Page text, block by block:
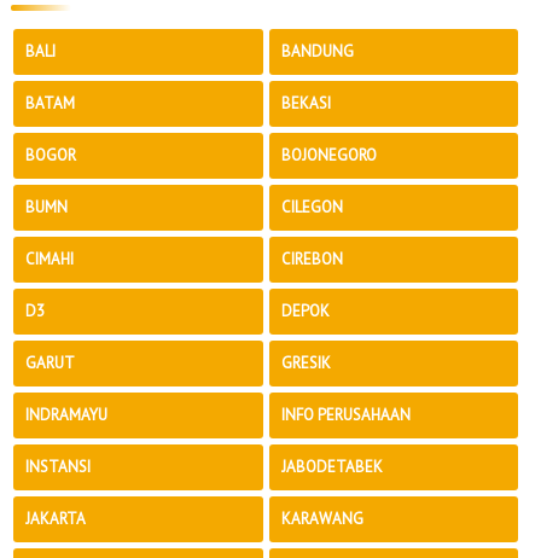
BALI BANDUNG
BATAM BEKASI
BOGOR BOJONEGORO
BUMN CILEGON
CIMAHI CIREBON
D3 DEPOK
GARUT GRESIK
INDRAMAYU INFO PERUSAHAAN
INSTANSI JABODETABEK
JAKARTA KARAWANG